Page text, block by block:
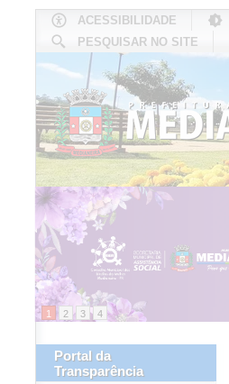
ACESSIBILIDADE
PESQUISAR NO SITE
1 2 3 4
Portal da
Transparência